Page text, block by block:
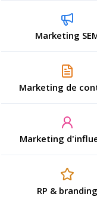
Marketing
Marketing de
Marketing
RP & branding